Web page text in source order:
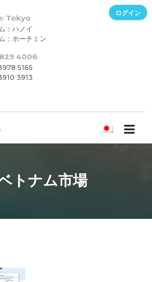
Tokyo
：ハノイ
：ホーチミン
4006
5165
3913
日本語
トナム市場
ログイン